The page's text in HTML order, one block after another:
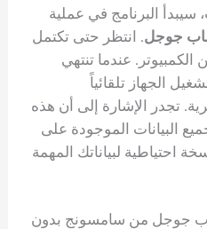
سيبدأ البرنامج في عملية
جوجل. انتظر حتى تكتمل
عندما تنتهي
الجهاز تلقائياً
تجدر الإشارة إلى أن هذه
البيانات الموجودة على
احتياطية لبياناتك المهمة
جوجل من سامسونج بدون